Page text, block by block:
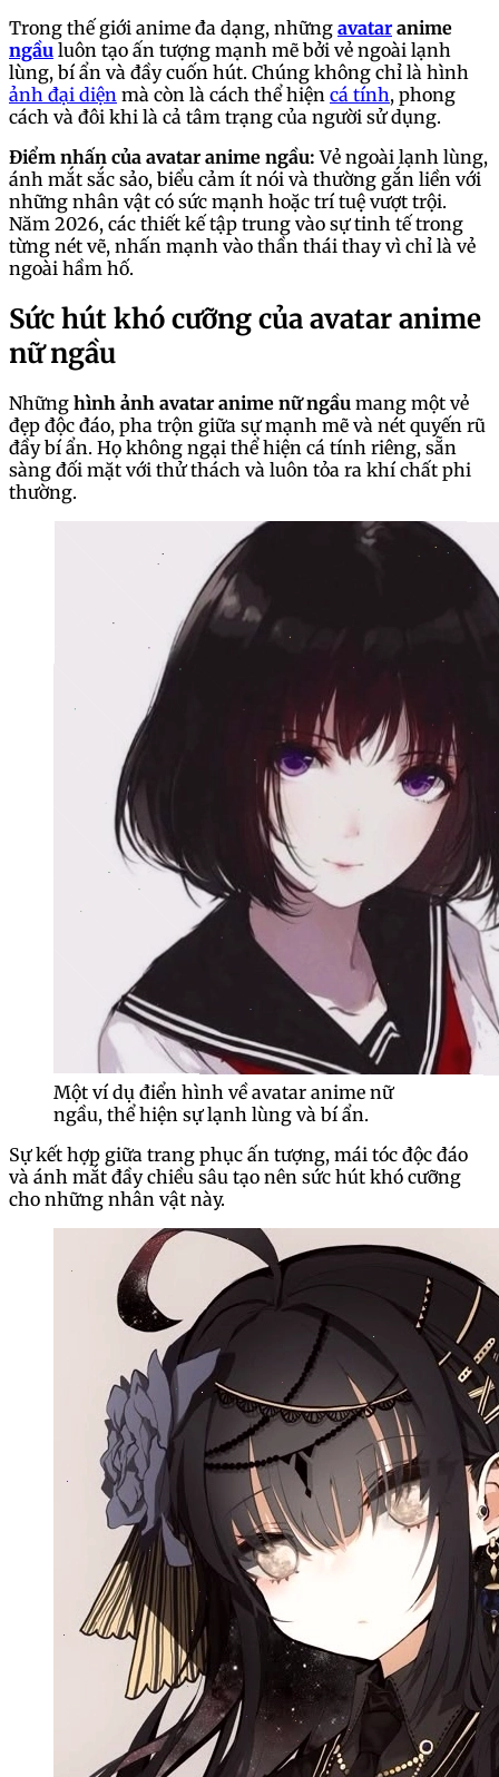
Trong thế giới anime đa dạng, những avataranime
ngầu luôn tạo ấn tượng mạnh mẽ bởi vẻ ngoài lạnh
lùng, bí ẩn và đầy cuốn hút. Chúng không chỉ là hình
ảnh đại diện mà còn là cách thể hiện cá tính, phong
cách và đôi khi là cả tâm trạng của người sử dụng.
Điểm nhấn của avatar anime ngầu: Vẻ ngoài lạnh lùng,
ánh mắt sắc sảo, biểu cảm ít nói và thường gắn liền với
những nhân vật có sức mạnh hoặc trí tuệ vượt trội.
Năm 2026, các thiết kế tập trung vào sự tinh tế trong
từng nét vẽ, nhấn mạnh vào thần thái thay vì chỉ là vẻ
ngoài hầm hố.
Sức hút khó cưỡng của avatar anime
nữ ngầu
Những hình ảnh avatar anime nữ ngầu mang một vẻ
đẹp độc đáo, pha trộn giữa sự mạnh mẽ và nét quyến rũ
đầy bí ẩn. Họ không ngại thể hiện cá tính riêng, sẵn
sàng đối mặt với thử thách và luôn tỏa ra khí chất phi
thường.
Một ví dụ điển hình về avatar anime nữ
ngầu, thể hiện sự lạnh lùng và bí ẩn.
Sự kết hợp giữa trang phục ấn tượng, mái tóc độc đáo
và ánh mắt đầy chiều sâu tạo nên sức hút khó cưỡng
cho những nhân vật này.